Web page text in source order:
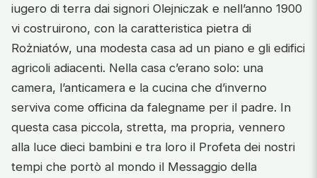
iugero di terra dai signori Olejniczak e nell’anno 1900
vi costruirono, con la caratteristica pietra di
Rożniatów, una modesta casa ad un piano e gli edifici
agricoli adiacenti. Nella casa c’erano solo: una
camera, l’anticamera e la cucina che d’inverno
serviva come officina da falegname per il padre. In
questa casa piccola, stretta, ma propria, vennero
alla luce dieci bambini e tra loro il Profeta dei nostri
tempi che portò al mondo il Messaggio della